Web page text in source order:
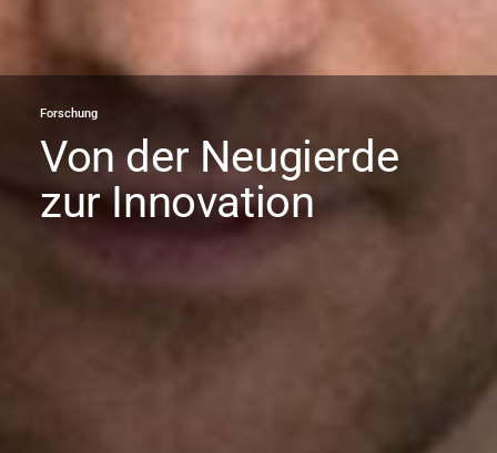
Forschung
Von der Neugierde
zur Innovation